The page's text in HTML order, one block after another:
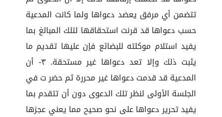
تتضمن أي مرفق يعضد دعواها ولما كانت المدعية
حسب دعواها قد قرنت استحقاقها لتلك المبالغ بما
يفيد استلام موكلته للبضائع فإن عليها تقديم ما
يثبت ذلك وإلا تعد دعواها غير مستحقة. ٣- أن
المدعية قد قدمت دعواها غير محررة ثم حضر ت في
الجلسة الأولى لنظر تلك الدعوى دون أن تتقدم بما
يفيد تحرير دعواها على نحو صحيح مما يعني عجزها